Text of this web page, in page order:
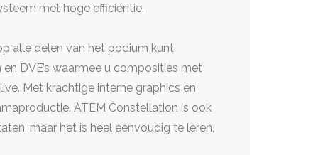
met hoge efficiëntie.
alle delen van het podium kunt
DVE’s waarmee u composities met
Met krachtige interne graphics en
ATEM Constellation is ook
maar het is heel eenvoudig te leren,